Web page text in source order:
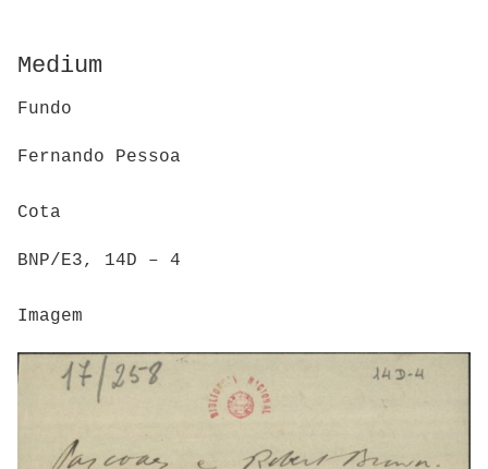
Medium
Fundo
Fernando Pessoa
Cota
BNP/E3, 14D – 4
Imagem